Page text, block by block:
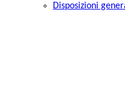
Disposizioni